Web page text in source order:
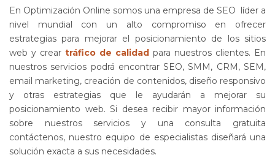
En Optimización Online somos una empresa de SEO líder a
nivel mundial con un alto compromiso en ofrecer
estrategias para mejorar el posicionamiento de los sitios
web y crear tráfico de calidad para nuestros clientes. En
nuestros servicios podrá encontrar SEO, SMM, CRM, SEM,
email marketing, creación de contenidos, diseño responsivo
y otras estrategias que le ayudarán a mejorar su
posicionamiento web. Si desea recibir mayor información
sobre nuestros servicios y una consulta gratuita
contáctenos, nuestro equipo de especialistas diseñará una
solución exacta a sus necesidades.